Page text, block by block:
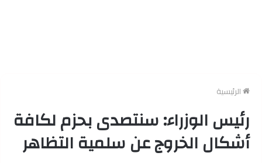
الرئيسية
رئيس الوزراء: سنتصدى بحزم لكافة
أشكال الخروج عن سلمية التظاهر